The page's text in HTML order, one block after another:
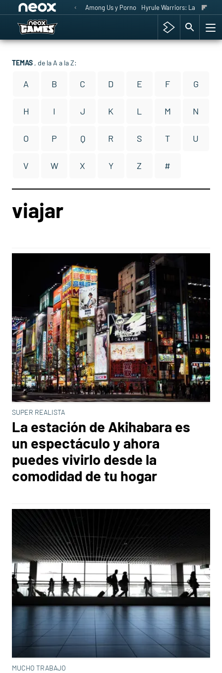
Among Us y Porno Hyrule Warriors: La Era del
TEMAS , de la A a la Z:
A B C D E F G
H I J K L M N
O P Q R S T U
V W X Y Z #
viajar
SUPER REALISTA
La estación de Akihabara es
un espectáculo y ahora
puedes vivirlo desde la
comodidad de tu hogar
MUCHO TRABAJO